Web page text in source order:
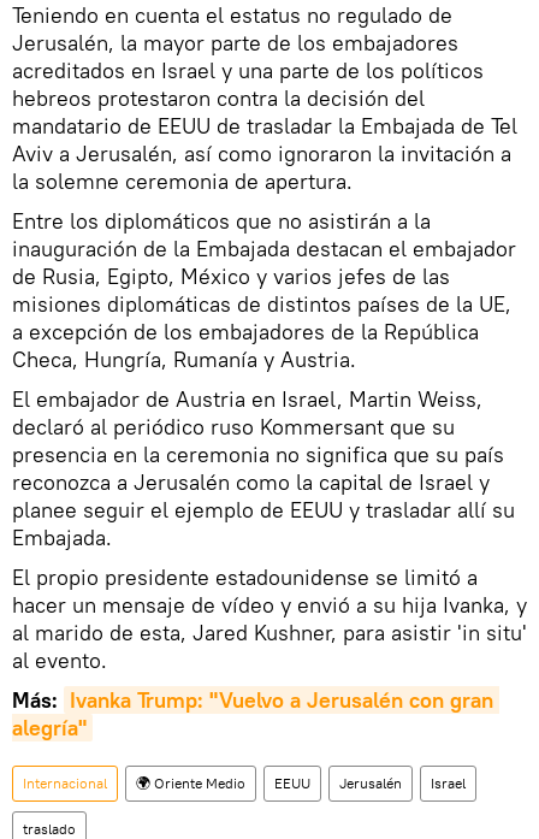
Teniendo en cuenta el estatus no regulado de
Jerusalén, la mayor parte de los embajadores
acreditados en Israel y una parte de los políticos
hebreos protestaron contra la decisión del
mandatario de EEUU de trasladar la Embajada de Tel
Aviv a Jerusalén, así como ignoraron la invitación a
la solemne ceremonia de apertura.
Entre los diplomáticos que no asistirán a la
inauguración de la Embajada destacan el embajador
de Rusia, Egipto, México y varios jefes de las
misiones diplomáticas de distintos países de la UE,
a excepción de los embajadores de la República
Checa, Hungría, Rumanía y Austria.
El embajador de Austria en Israel, Martin Weiss,
declaró al periódico ruso Kommersant que su
presencia en la ceremonia no significa que su país
reconozca a Jerusalén como la capital de Israel y
planee seguir el ejemplo de EEUU y trasladar allí su
Embajada.
El propio presidente estadounidense se limitó a
hacer un mensaje de vídeo y envió a su hija Ivanka, y
al marido de esta, Jared Kushner, para asistir 'in situ'
al evento.
Más: Ivanka Trump: "Vuelvo a Jerusalén con gran
alegría"
Internacional 🌍 Oriente Medio EEUU Jerusalén Israel
traslado